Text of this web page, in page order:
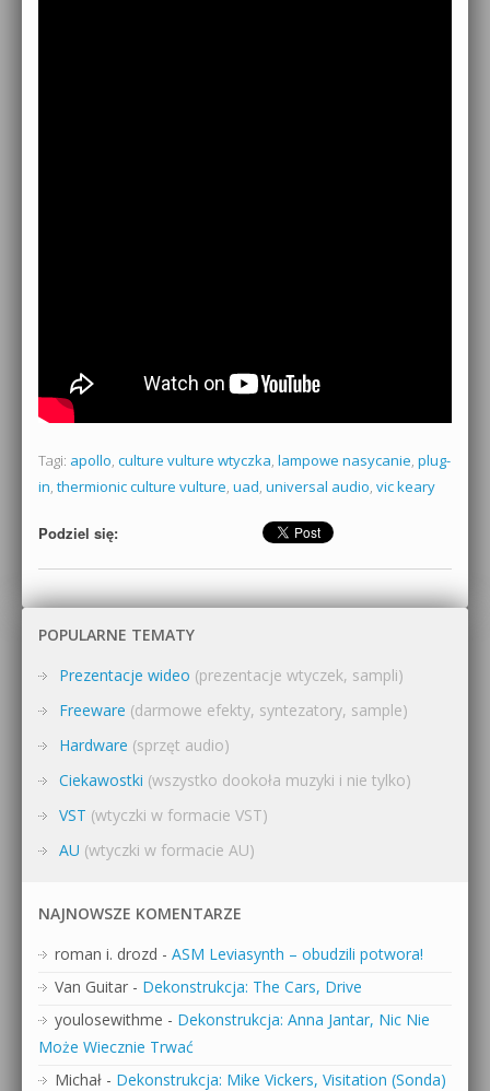
Tagi: apollo, culture vulture wtyczka, lampowe nasycanie, plug-
in, thermionic culture vulture, uad, universal audio, vic keary
Podziel się:
POPULARNE TEMATY
Prezentacje wideo (prezentacje wtyczek, sampli)
Freeware (darmowe efekty, syntezatory, sample)
Hardware (sprzęt audio)
Ciekawostki (wszystko dookoła muzyki i nie tylko)
VST (wtyczki w formacie VST)
AU (wtyczki w formacie AU)
NAJNOWSZE KOMENTARZE
roman i. drozd - ASM Leviasynth – obudzili potwora!
Van Guitar - Dekonstrukcja: The Cars, Drive
youlosewithme - Dekonstrukcja: Anna Jantar, Nic Nie
Może Wiecznie Trwać
Michał - Dekonstrukcja: Mike Vickers, Visitation (Sonda)